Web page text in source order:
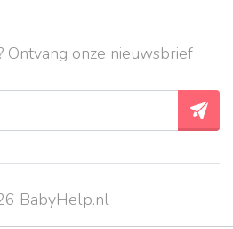
Ontvang onze nieuwsbrief
BabyHelp.nl